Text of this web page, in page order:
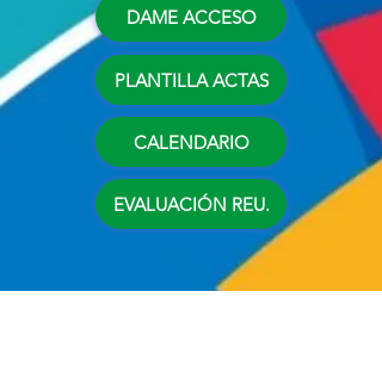
DAME ACCESO
PLANTILLA ACTAS
CALENDARIO
EVALUACIÓN REU.